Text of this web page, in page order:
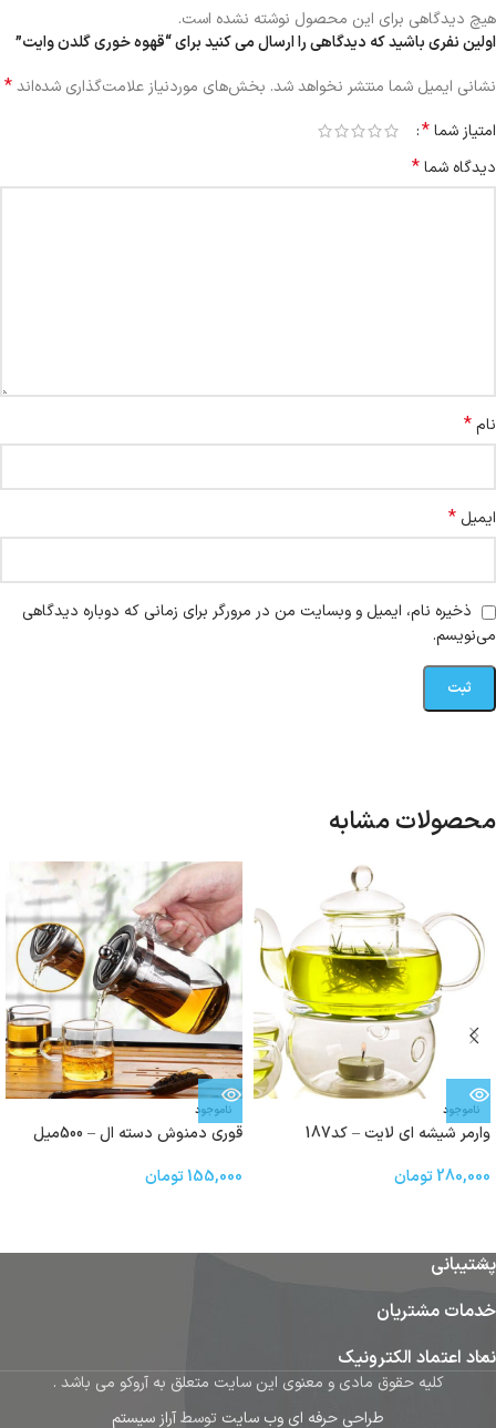
هیچ دیدگاهی برای این محصول نوشته نشده است.
اولین نفری باشید که دیدگاهی را ارسال می کنید برای “قهوه خوری‌ گلدن وایت”
نشانی ایمیل شما منتشر نخواهد شد. بخش‌های موردنیاز علامت‌گذاری شده‌اند*
امتیاز شما*
دیدگاه شما*
نام*
ایمیل *
ذخیره نام، ایمیل و وبسایت من در مرورگر برای زمانی که دوباره دیدگاهی
می‌نویسم.
محصولات مشابه
ناموجود
وارمر شیشه ای لایت – کد187
280,000تومان
ناموجود
قوری دمنوش دسته ال – 500میل
155,000تومان
پشتیبانی
خدمات مشتریان
نماد اعتماد الکترونیک
کلیه حقوق مادی و معنوی این سایت متعلق به آروکو می باشد .
طراحی حرفه ای وب سایت توسطآراز سیستم